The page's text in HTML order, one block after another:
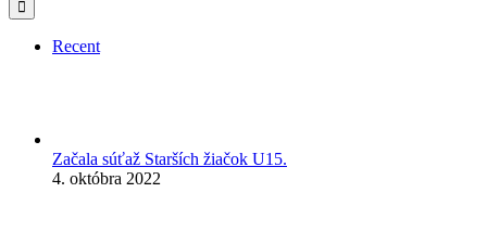
Recent
Začala súťaž Starších žiačok U15.
4. októbra 2022